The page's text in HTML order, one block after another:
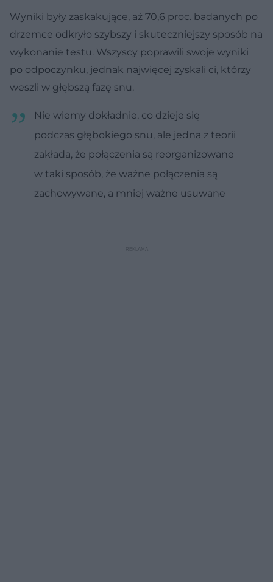
Wyniki były zaskakujące, aż 70,6 proc. badanych po
drzemce odkryło szybszy i skuteczniejszy sposób na
wykonanie testu. Wszyscy poprawili swoje wyniki
po odpoczynku, jednak najwięcej zyskali ci, którzy
weszli w głębszą fazę snu.
Nie wiemy dokładnie, co dzieje się
podczas głębokiego snu, ale jedna z teorii
zakłada, że połączenia są reorganizowane
w taki sposób, że ważne połączenia są
zachowywane, a mniej ważne usuwane